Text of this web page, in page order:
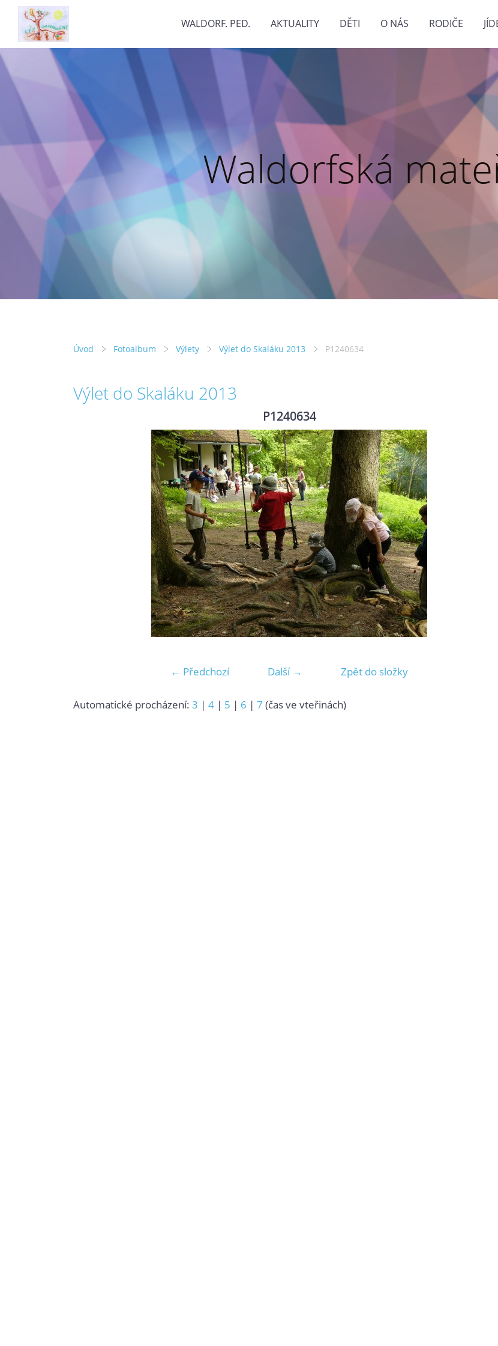
WALDORF. PED. AKTUALITY DĚTI O NÁS RODIČE
Waldorfská
Úvod Fotoalbum Výlety Výlet do Skaláku 2013 P1240634
Výlet do Skaláku 2013
P1240634
← Předchozí Další → Zpět do složky
Automatické procházení: 3 | 4 | 5 | 6 | 7 (čas ve vteřinách)